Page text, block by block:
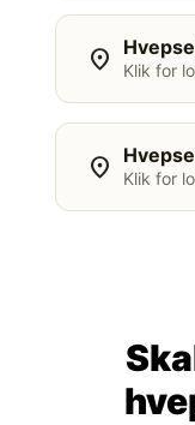
location_on Klik for
location_on Klik for